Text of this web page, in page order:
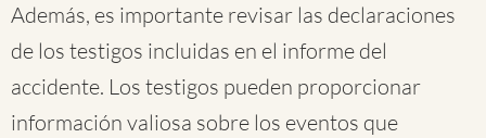
Además, es importante revisar las declaraciones
de los testigos incluidas en el informe del
accidente. Los testigos pueden proporcionar
información valiosa sobre los eventos que